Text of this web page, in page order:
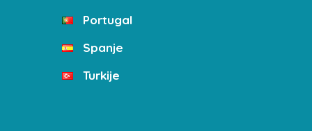
Portugal
Spanje
Turkije